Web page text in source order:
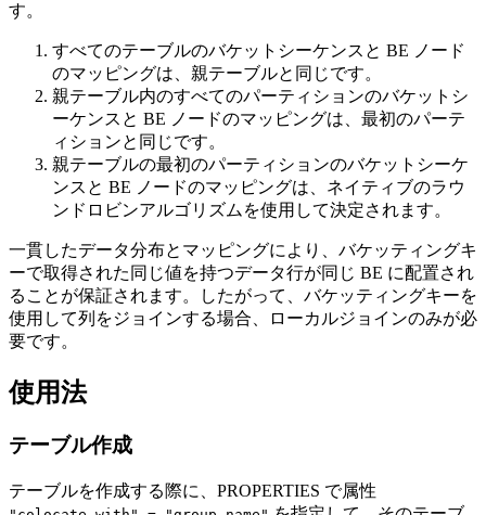
す。
すべてのテーブルのバケットシーケンスと BE ノード
のマッピングは、親テーブルと同じです。
親テーブル内のすべてのパーティションのバケットシ
ーケンスと BE ノードのマッピングは、最初のパーテ
ィションと同じです。
親テーブルの最初のパーティションのバケットシーケ
ンスと BE ノードのマッピングは、ネイティブのラウ
ンドロビンアルゴリズムを使用して決定されます。
一貫したデータ分布とマッピングにより、バケッティングキ
ーで取得された同じ値を持つデータ行が同じ BE に配置され
ることが保証されます。したがって、バケッティングキーを
使用して列をジョインする場合、ローカルジョインのみが必
要です。
使用法
テーブル作成
テーブルを作成する際に、PROPERTIES で属性